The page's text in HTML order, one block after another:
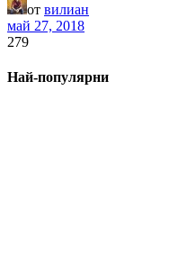
от вилиан
май 27, 2018
279
Най-популярни